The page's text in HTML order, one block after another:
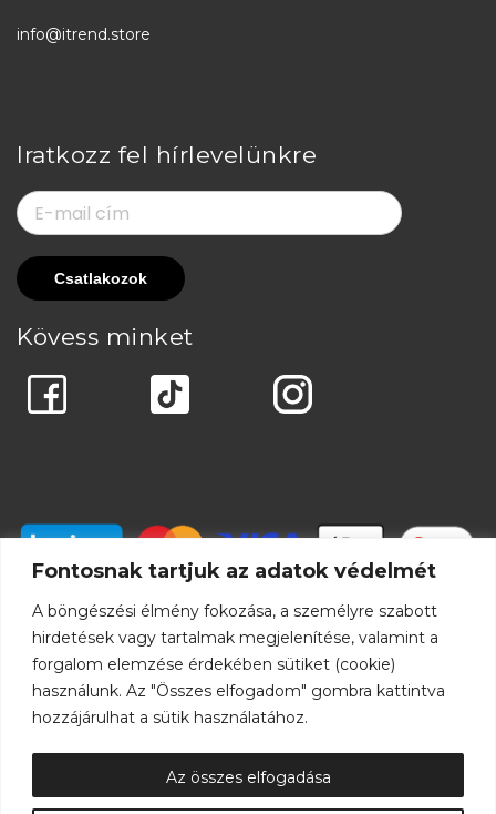
Fontosnak tartjuk az adatok védelmét
A böngészési élmény fokozása, a személyre szabott
hirdetések vagy tartalmak megjelenítése, valamint a
forgalom elemzése érdekében sütiket (cookie)
használunk. Az "Összes elfogadom" gombra kattintva
hozzájárulhat a sütik használatához.
Az összes elfogadása
info@itrend.store
Iratkozz fel hírlevelünkre
Kövess minket